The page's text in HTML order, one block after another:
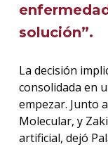
solución”.
La decisión
consolidada en
empezar. Junto
Molecular, y
artificial, dejó